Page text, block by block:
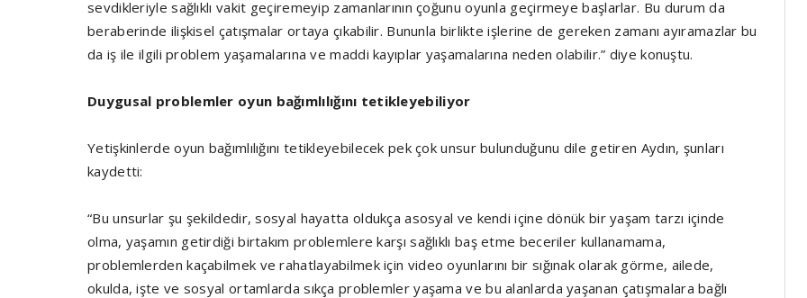
sevdikleriyle sağlıklı vakit geçiremeyip zamanlarının çoğunu oyunla geçirmeye başlarlar. Bu durum da
beraberinde ilişkisel çatışmalar ortaya çıkabilir. Bununla birlikte işlerine de gereken zamanı ayıramazlar bu
da iş ile ilgili problem yaşamalarına ve maddi kayıplar yaşamalarına neden olabilir.” diye konuştu.
Duygusal problemler oyun bağımlılığını tetikleyebiliyor
Yetişkinlerde oyun bağımlılığını tetikleyebilecek pek çok unsur bulunduğunu dile getiren Aydın, şunları
kaydetti:
“Bu unsurlar şu şekildedir, sosyal hayatta oldukça asosyal ve kendi içine dönük bir yaşam tarzı içinde
olma, yaşamın getirdiği birtakım problemlere karşı sağlıklı baş etme beceriler kullanamama,
problemlerden kaçabilmek ve rahatlayabilmek için video oyunlarını bir sığınak olarak görme, ailede,
okulda, işte ve sosyal ortamlarda sıkça problemler yaşama ve bu alanlarda yaşanan çatışmalara bağlı